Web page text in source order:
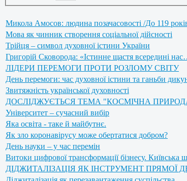
Микола Амосов: людина позачасовості /До 119
Мова як чинник створення соціальної дійсності
Трійця – символ духовної істини України
Григорій Сковорода: «Істинне щастя всередині
ЛІДЕРИ ПЕРЕМОГИ ПРОТИ РОЗЛОМУ СВІТУ
День перемоги: час духовної істини та ганьби
Звитяжність української духовності
ДОСЛІДЖУЄТЬСЯ ТЕМА "КОСМІЧНА
Університет – сучасний вибір
Яка освіта - таке й майбутнє.
Як зло коронавірусу може обертатися добром?
День науки – у час перемін
Витоки цифрової трансформації бізнесу. Київська
ДІДЖИТАЛІЗАЦІЯ ЯК ІНСТРУМЕНТ ПРЯМОЇ